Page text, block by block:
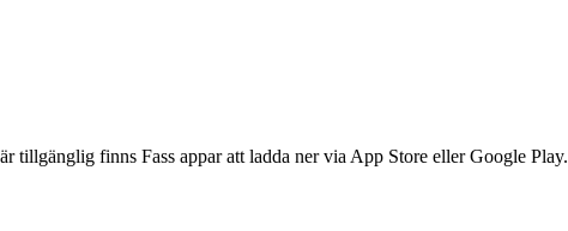
tillgänglig finns Fass appar att ladda ner via App Store eller Google Play.